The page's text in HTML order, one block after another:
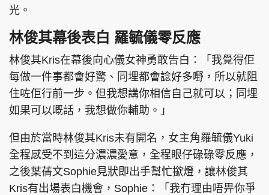
光。
林俊其幕後表白 羅毓儀零反應
林俊其Kris在幕後向心儀女神勇敢告白：「我覺得佢
每做一件事都會好驚、同埋都會諗好多嘢，所以就阻
住咗佢行前一步。但我想講你相信自己就可以；同埋
如果可以嘅話，我想做你輔助。」
但由於當時林俊其Kris未有開名，女主角羅毓儀Yuki
全程感受不到這分濃濃愛意，全程眼仔碌碌零反應，
之後葉蒨文Sophie見狀即出手幫忙撳燈，讓林俊其
Kris有出場表白機會，Sophie：「我冇理由唔畀你爭